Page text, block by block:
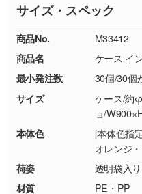
す。→詳しく見る
・コーポレートカラ
刷色にこだわりがあ
DIC・PANTONEなど
現物支給による色指
・背景がある画像か
使いたいです
シンプルな背景のデ
※詳しくは「商品の良
ください。
【返品・交換ができ
・お客様の元で商品
商品が破損した場合
・商品到着後7日以
・お客様のご都合に
品・色・数量などの
TEL：0422-29-9911
18:00(土日祝日除く)
お問い合わせフォーム
サイズ・スペック
商品No.
M33412
商品名
ケース イ
最小発注数
30個/30個
サイズ
ケース/約
ョ/
本体色
[本体色指
オレンジ
荷姿
透明袋入り
材質
PE・PP